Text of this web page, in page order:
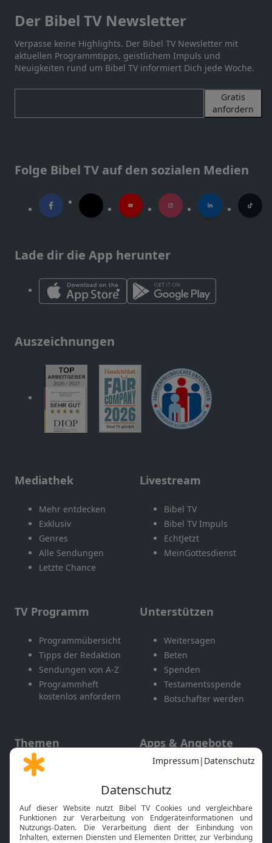
Der Bibel TV Newsletter
Verpasse keine Highlights. Der Bibel TV Newsletter mit
aktuellen Programmtipps, geistlichem Impuls und
Neuigkeiten rund um Bibel TV informiert Dich jede Woche.
Gratis
anfordern
Folge Bibel TV auf den sozialen Medien
Lade dir die App herunter
Auszeichnungen
Mediathek
Mehr entdecken
Exklusiv
Genres
Alle Sendungen
Letzte Chance
Livestream
Bibel TV
Bibel TV Impuls
EchtJetzt
MeinGottesdienst
TV Programm
Programmübersicht
Tipps der Redaktion
Sendungen von A-Z
Programmheft
kostenlos anfordern
Unterstützen
Weitersagen
Beten
Spenden
Testamentsspende
Botschafter werden
Themen
Gott und Bibel erklärt
Neuigkeiten
Apps & Angebote
Mobile App
Smart TV
HbbTV